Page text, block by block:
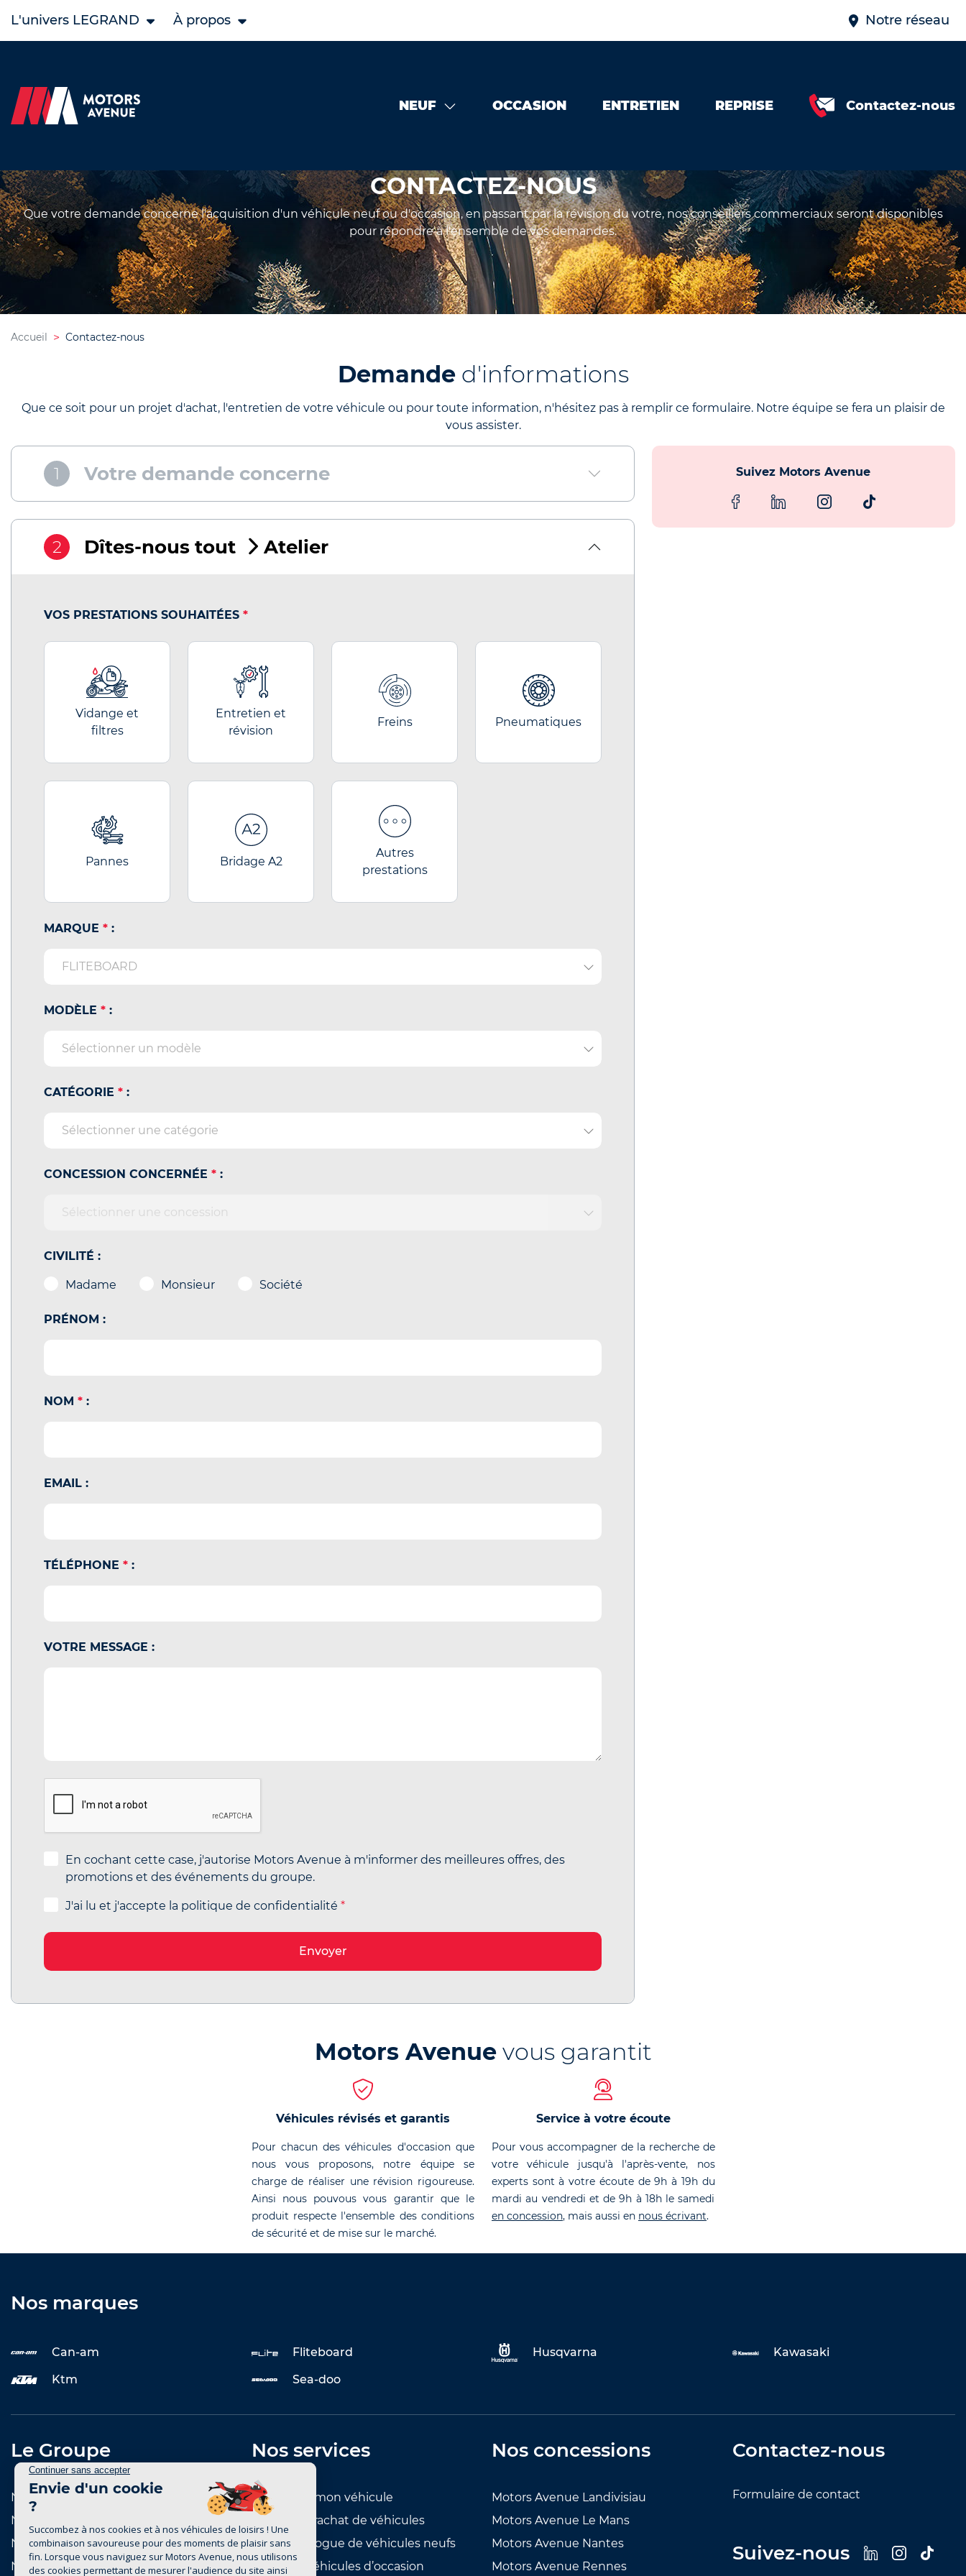
L'univers LEGRAND À propos Notre réseau
NEUF OCCASION ENTRETIEN REPRISE Contactez-nous
CONTACTEZ-NOUS
Que votre demande concerne l'acquisition d'un véhicule neuf ou d'occasion, en passant par la révision du votre, nos conseillers commerciaux seront disponibles
pour répondre à l'ensemble de vos demandes.
Accueil Contactez-nous
Demanded'informations
Que ce soit pour un projet d'achat, l'entretien de votre véhicule ou pour toute information, n'hésitez pas à remplir ce formulaire. Notre équipe se fera un plaisir de
vous assister.
1 Votre demande concerne
2 Dîtes-nous tout Atelier
VOS PRESTATIONS SOUHAITÉES *
Vidange et
filtres
Entretien et
révision
Freins Pneumatiques
Pannes Bridage A2
Autres
prestations
MARQUE * :
MODÈLE * :
CATÉGORIE * :
CONCESSION CONCERNÉE * :
CIVILITÉ :
Madame Monsieur Société
PRÉNOM :
NOM * :
EMAIL :
TÉLÉPHONE * :
VOTRE MESSAGE :
En cochant cette case, j'autorise Motors Avenue à m'informer des meilleures offres, des
promotions et des événements du groupe.
J'ai lu et j'accepte la politique de confidentialité *
Envoyer
Suivez Motors Avenue
Motors Avenuevous garantit
Véhicules révisés et garantis
Pour chacun des véhicules d'occasion que
nous vous proposons, notre équipe se
charge de réaliser une révision rigoureuse.
Ainsi nous pouvous vous garantir que le
produit respecte l'ensemble des conditions
de sécurité et de mise sur le marché.
Service à votre écoute
Pour vous accompagner de la recherche de
votre véhicule jusqu'à l'après-vente, nos
experts sont à votre écoute de 9h à 19h du
mardi au vendredi et de 9h à 18h le samedi
en concession, mais aussi en nous écrivant.
Nos marques
Can-am Fliteboard Husqvarna
Kawasaki
Ktm
Sea-doo
Le Groupe
Notre histoire
Notre réseau de concessions
Notre réseau de marques
Nous rejoindre
Nos services
Entretenir mon véhicule
Reprise et rachat de véhicules
Notre catalogue de véhicules neufs
Achat de véhicules d’occasion
Nos concessions
Motors Avenue Landivisiau
Motors Avenue Le Mans
Motors Avenue Nantes
Motors Avenue Rennes
Contactez-nous
Formulaire de contact
Suivez-nous